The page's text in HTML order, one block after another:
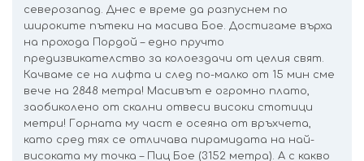
северозапад. Днес е време да разпуснем по
широките пътеки на масива Бое. Достигаме върха
на прохода Пордой – едно пручто
предизвикателство за колоездачи от целия свят.
Качваме се на лифта и след по-малко от 15 мин сме
вече на 2848 метра! Масивът е огромно плато,
заобиколено от скални отвеси високи стотици
метри! Горната му част е осеяна от връхчета,
като сред тях се отличава пирамидата на най-
високата му точка – Пиц Бое (3152 метра). А с какво